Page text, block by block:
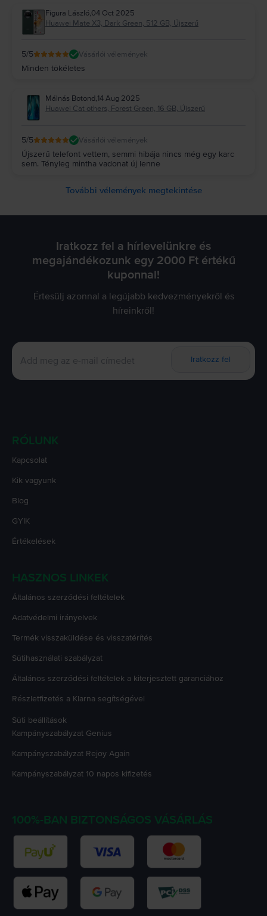
Figura László,04 Oct 2025
Huawei Mate X3, Dark Green, 512 GB, Újszerű
5/5 Vásárlói vélemények
Minden tökéletes
Málnás Botond,14 Aug 2025
Huawei Cat others, Forest Green, 16 GB, Újszerű
5/5 Vásárlói vélemények
Újszerű telefont vettem, semmi hibája nincs még egy karc
sem. Tényleg mintha vadonat új lenne
További vélemények megtekintése
Iratkozz fel a hírlevelünkre és
megajándékozunk egy 2000 Ft értékű
kuponnal!
Értesülj azonnal a legújabb kedvezményekről és
híreinkről!
Iratkozz fel
RÓLUNK
Kapcsolat
Kik vagyunk
Blog
GYIK
Értékelések
HASZNOS LINKEK
Általános szerződési feltételek
Adatvédelmi irányelvek
Termék visszaküldése és visszatérítés
Sütihasználati szabályzat
Általános szerződési feltételek a kiterjesztett garanciához
Részletfizetés a Klarna segítségével
Süti beállítások
Kampányszabályzat Genius
Kampányszabályzat Rejoy Again
Kampányszabályzat 10 napos kifizetés
100%-BAN BIZTONSÁGOS VÁSÁRLÁS